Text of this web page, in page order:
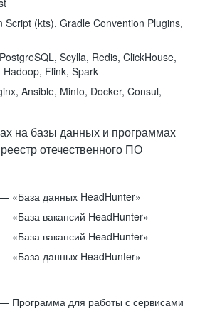
Script (kts), Gradle Convention Plugins,
PostgreSQL, Scylla, Redis, ClickHouse,
Flink, Spark
Ansible, MinIo, Docker, Consul,
на базы данных и программах
отечественного ПО
«База данных HeadHunter»
«База вакансий HeadHunter»
«База вакансий HeadHunter»
«База данных HeadHunter»
Программа для работы с сервисами